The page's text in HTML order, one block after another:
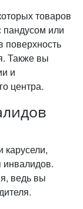
товаров
пандусом или
поверхность
Также вы
и
центра.
инвалидов.
ведь вы